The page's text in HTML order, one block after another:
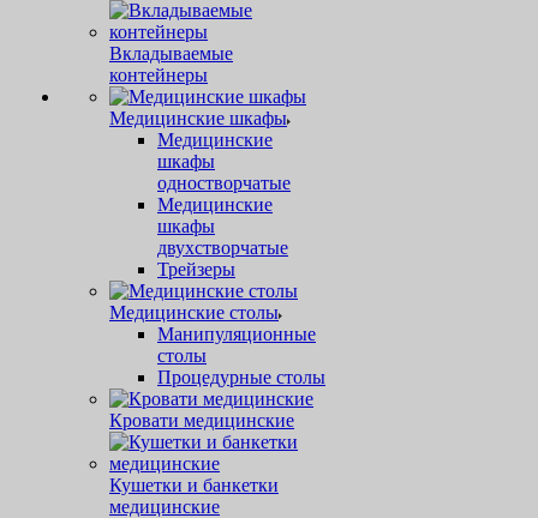
Вкладываемые
контейнеры
Медицинские шкафы
Медицинские
шкафы
одностворчатые
Медицинские
шкафы
двухстворчатые
Трейзеры
Медицинские столы
Манипуляционные
столы
Процедурные столы
Кровати медицинские
Кушетки и банкетки
медицинские